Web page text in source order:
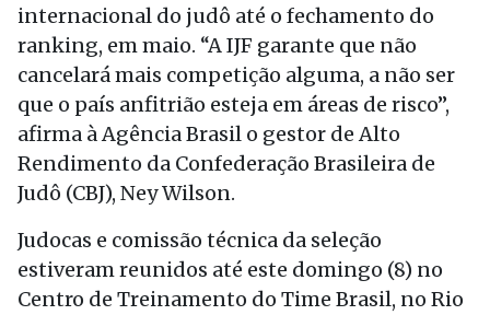
internacional do judô até o fechamento do
ranking, em maio. “A IJF garante que não
cancelará mais competição alguma, a não ser
que o país anfitrião esteja em áreas de risco”,
afirma à Agência Brasil o gestor de Alto
Rendimento da Confederação Brasileira de
Judô (CBJ), Ney Wilson.
Judocas e comissão técnica da seleção
estiveram reunidos até este domingo (8) no
Centro de Treinamento do Time Brasil, no Rio